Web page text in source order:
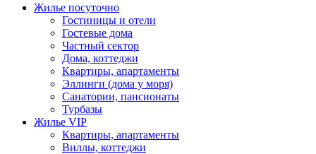
Жилье посуточно
Гостиницы и отели
Гостевые дома
Частный сектор
Дома, коттеджи
Квартиры, апартаменты
Эллинги (дома у моря)
Санатории, пансионаты
Турбазы
Жилье VIP
Квартиры, апартаменты
Виллы, коттеджи